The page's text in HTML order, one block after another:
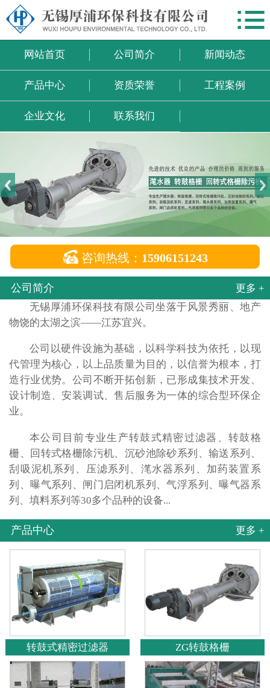
网站首页
工程案例
企业文化

网站首页 公司简介 新闻动态
产品中心 资质荣誉 工程案例
企业文化 联系我们
 咨询热线： 15906151243
公司简介
更多 +
无锡厚浦环保科技有限公司坐落于风景秀丽、地产
物饶的太湖之滨——江苏宜兴。
公司以硬件设施为基础，以科学科技为依托，以现
代管理为核心，以上品质量为目的，以信誉为根本，打
造行业优势。公司不断开拓创新，已形成集技术开发、
设计制造、安装调试、售后服务为一体的综合型环保企
业。
本公司目前专业生产转鼓式精密过滤器、转鼓格
栅、回转式格栅除污机、沉砂池除砂系列、输送系列、
刮吸泥机系列、压滤系列、滗水器系列、加药装置系
列、曝气系列、闸门启闭机系列、气浮系列、曝气器系
列、填料系列等30多个品种的设备...
产品中心 更多 +
转鼓式精密过滤器 ZG转鼓格栅